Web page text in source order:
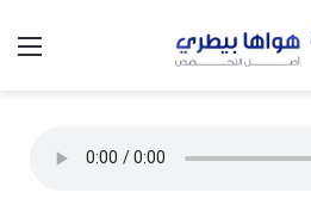
الوضع